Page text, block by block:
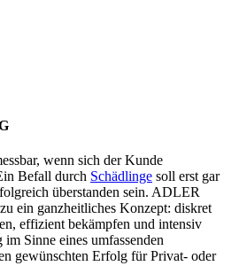
wenn sich der Kunde
Befall durch Schädlinge soll erst gar
überstanden sein. ADLER
ein ganzheitliches Konzept: diskret
effizient bekämpfen und intensiv
Sinne eines umfassenden
gewünschten Erfolg für Privat- oder